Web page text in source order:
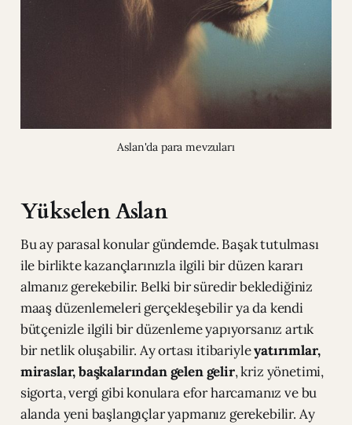
Aslan'da para mevzuları
Yükselen Aslan
Bu ay parasal konular gündemde. Başak tutulması
ile birlikte kazançlarınızla ilgili bir düzen kararı
almanız gerekebilir. Belki bir süredir beklediğiniz
maaş düzenlemeleri gerçekleşebilir ya da kendi
bütçenizle ilgili bir düzenleme yapıyorsanız artık
bir netlik oluşabilir. Ay ortası itibariyleyatırımlar,
miraslar, başkalarından gelen gelir, kriz yönetimi,
sigorta, vergi gibi konulara efor harcamanız ve bu
alanda yeni başlangıçlar yapmanız gerekebilir. Ay